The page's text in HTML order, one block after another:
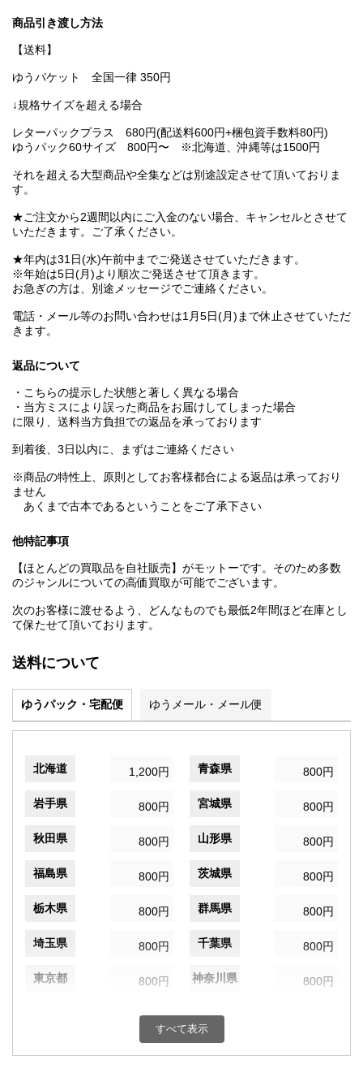
商品引き渡し方法
【送料】
ゆうパケット 全国一律 350円
↓規格サイズを超える場合
レターパックプラス 680円(配送料600円+梱包資手数料80円)
ゆうパック60サイズ 800円〜 ※北海道、沖縄等は1500円
それを超える大型商品や全集などは別途設定させて頂いておりま
す。
★ご注文から2週間以内にご入金のない場合、キャンセルとさせて
いただきます。ご了承ください。
★年内は31日(水)午前中までご発送させていただきます。
※年始は5日(月)より順次ご発送させて頂きます。
お急ぎの方は、別途メッセージでご連絡ください。
電話・メール等のお問い合わせは1月5日(月)まで休止させていただ
きます。
返品について
・こちらの提示した状態と著しく異なる場合
・当方ミスにより誤った商品をお届けしてしまった場合
に限り、送料当方負担での返品を承っております
到着後、3日以内に、まずはご連絡ください
※商品の特性上、原則としてお客様都合による返品は承っており
ません
あくまで古本であるということをご了承下さい
他特記事項
【ほとんどの買取品を自社販売】がモットーです。そのため多数
のジャンルについての高価買取が可能でございます。
次のお客様に渡せるよう、どんなものでも最低2年間ほど在庫とし
て保たせて頂いております。
送料について
ゆうパック・宅配便 ゆうメール・メール便
北海道 1,200円 青森県 800円
岩手県 800円 宮城県 800円
秋田県 800円 山形県 800円
福島県 800円 茨城県 800円
栃木県 800円 群馬県 800円
埼玉県 800円 千葉県 800円
東京都 800円 神奈川県 800円
800円 富山県
すべて表示